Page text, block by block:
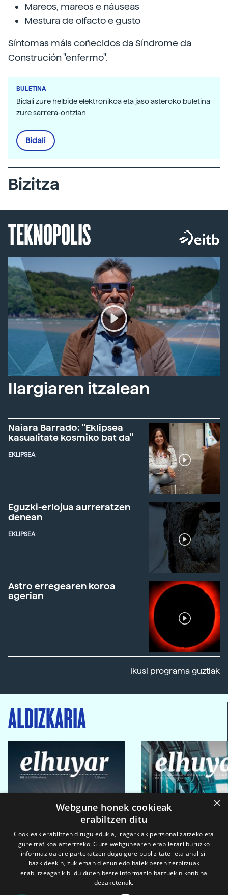
Mareos, mareos e náuseas
Mestura de olfacto e gusto
Síntomas máis coñecidos da Síndrome da
Construción "enfermo".
BULETINA
Bidali zure helbide elektronikoa eta jaso asteroko buletina
zure sarrera-ontzian
Bidali
Bizitza
TEKNOPOLIS
Ilargiaren itzalean
Naiara Barrado: "Eklipsea
kasualitate kosmiko bat da"
EKLIPSEA
Eguzki-erlojua aurreratzen
denean
EKLIPSEA
Astro erregearen koroa
agerian
Ikusi programa guztiak
ALDIZKARIA
×
Webgune honek cookieak
erabiltzen ditu
Cookieak erabiltzen ditugu edukia, iragarkiak pertsonalizatzeko eta
gure trafikoa aztertzeko. Gure webgunearen erabilerari buruzko
informazioa ere partekatzen dugu gure publizitate- eta analisi-
bazkideekin, zuk eman diezun edo haiek beren zerbitzuak
erabiltzeagatik bildu duten beste informazio batzuekin konbina
dezaketenak.